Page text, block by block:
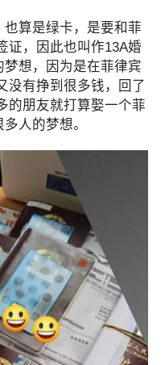
算是绿卡，是要和菲
证，因此也叫作13A婚
想，因为是在菲律宾
没有挣到很多钱，回了
的朋友就打算娶一个菲
人的梦想。